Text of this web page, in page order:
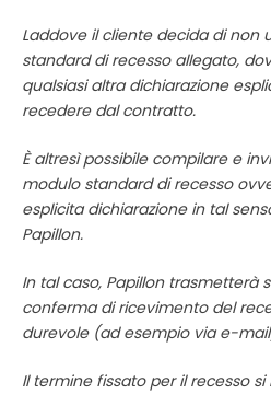
Laddove il cliente decida di non
standard di recesso allegato,
qualsiasi altra dichiarazione
recedere dal contratto.
È altresì possibile compilare e
modulo standard di recesso
esplicita dichiarazione in tal
Papillon.
In tal caso, Papillon trasmetterà
conferma di ricevimento del
durevole (ad esempio via e-
Il termine fissato per il recesso